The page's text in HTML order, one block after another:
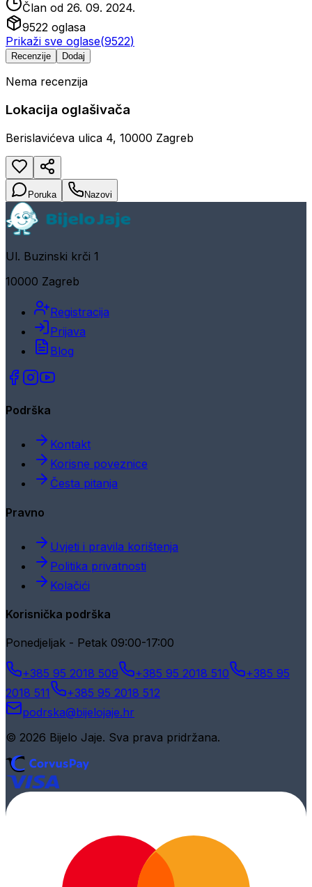
Član od 26. 09. 2024.
9522 oglasa
Prikaži sve oglase(9522)
Recenzije Dodaj
Nema recenzija
Lokacija oglašivača
Berislavićeva ulica 4, 10000 Zagreb
Poruka Nazovi
Ul. Buzinski krči 1
10000 Zagreb
Registracija
Prijava
Blog
Podrška
Kontakt
Korisne poveznice
Česta pitanja
Pravno
Uvjeti i pravila korištenja
Politika privatnosti
Kolačići
Korisnička podrška
Ponedjeljak - Petak 09:00-17:00
+385 95 2018 509 +385 95 2018 510
+385 95
2018 511
+385 95 2018 512
podrska@bijelojaje.hr
© 2026 Bijelo Jaje. Sva prava pridržana.